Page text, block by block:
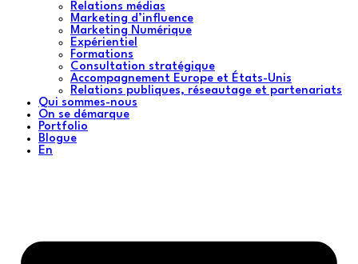
Relations médias
Marketing d’influence
Marketing Numérique
Expérientiel
Formations
Consultation stratégique
Accompagnement Europe et États-Unis
Relations publiques, réseautage et partenariats
Qui sommes-nous
On se démarque
Portfolio
Blogue
En